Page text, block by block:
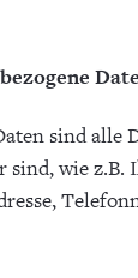
sind alle
sind, wie z.B.